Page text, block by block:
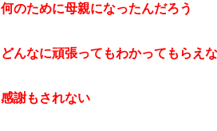
何のために母親になったんだろう
どんなに頑張ってもわかってもらえ
感謝もされない